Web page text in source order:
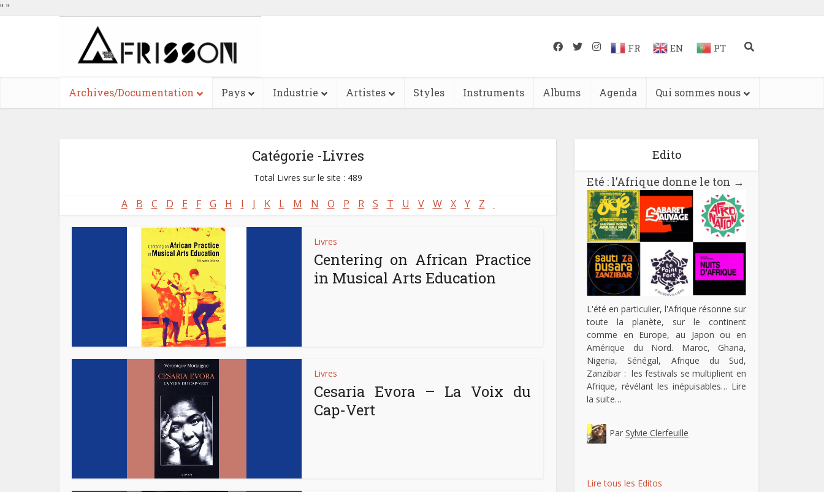
" "
FR EN PT
Archives/Documentation Pays Industrie Artistes Styles Instruments Albums Agenda Qui sommes nous
Catégorie -Livres
Total Livres sur le site : 489
A B C D E F G H I J K L M N O P R S T U V W X Y Z
Livres
Centering on African Practice
in Musical Arts Education
Livres
Cesaria Evora – La Voix du
Cap-Vert
Edito
Eté : l’Afrique donne le ton →
L'été en particulier, l'Afrique résonne sur
toute la planète, sur le continent
comme en Europe, au Japon ou en
Amérique du Nord. Maroc, Ghana,
Nigeria, Sénégal, Afrique du Sud,
Zanzibar : les festivals se multiplient en
Afrique, révélant les inépuisables… Lire
la suite…
Par Sylvie Clerfeuille
Lire tous les Editos